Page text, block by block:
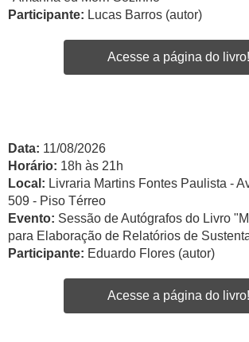
Participante: Lucas Barros (autor)
Acesse a página do livro!
Data: 11/08/2026
Horário: 18h às 21h
Local: Livraria Martins Fontes Paulista -
509 - Piso Térreo
Evento: Sessão de Autógrafos do Livro
para Elaboração de Relatórios de
Participante: Eduardo Flores (autor)
Acesse a página do livro!